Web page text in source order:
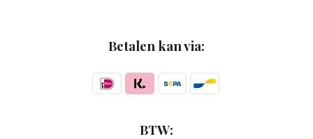
Betalen kan via:
BTW: